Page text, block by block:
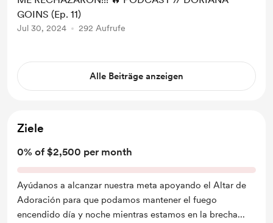
GOINS (Ep. 11)
Jul 30, 2024 292 Aufrufe
Alle Beiträge anzeigen
Ziele
0% of $2,500 per month
Ayúdanos a alcanzar nuestra meta apoyando el Altar de
Adoración para que podamos mantener el fuego
encendido día y noche mientras estamos en la brecha...